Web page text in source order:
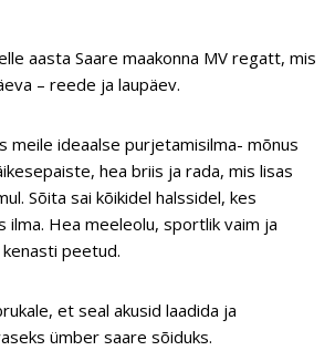
aasta Saare maakonna MV regatt, mis
– reede ja laupäev.
meile ideaalse purjetamisilma- mõnus
hea briis ja rada, mis lisas
Sõita sai kõikidel halssidel, kes
ilma. Hea meeleolu, sportlik vaim ja
peetud.
et seal akusid laadida ja
ümber saare sõiduks.